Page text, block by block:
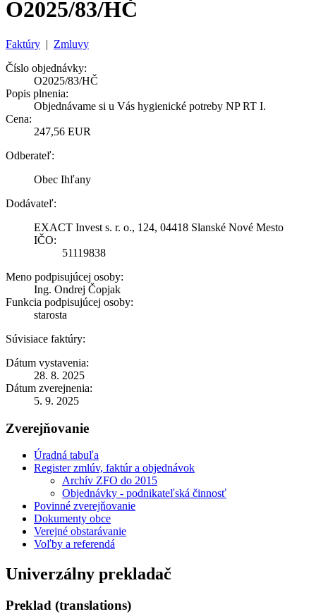
O2025/83/HČ
Faktúry | Zmluvy
Číslo objednávky:
O2025/83/HČ
Popis plnenia:
Objednávame si u Vás hygienické potreby NP RT I.
Cena:
247,56 EUR
Odberateľ:
Obec Ihľany
Dodávateľ:
EXACT Invest s. r. o., 124, 04418 Slanské Nové Mesto
IČO:
51119838
Meno podpisujúcej osoby:
Ing. Ondrej Čopjak
Funkcia podpisujúcej osoby:
starosta
Súvisiace faktúry:
Dátum vystavenia:
28. 8. 2025
Dátum zverejnenia:
5. 9. 2025
Zverejňovanie
Úradná tabuľa
Register zmlúv, faktúr a objednávok
Archív ZFO do 2015
Objednávky - podnikateľská činnosť
Povinné zverejňovanie
Dokumenty obce
Verejné obstarávanie
Voľby a referendá
Univerzálny prekladač
Preklad (translations)